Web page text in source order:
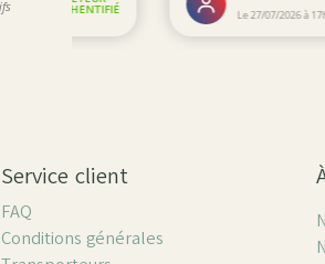
Service client
FAQ
Conditions générales